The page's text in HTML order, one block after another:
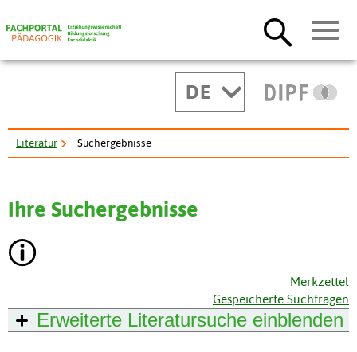
DE
Literatur Suchergebnisse
Ihre Suchergebnisse
Merkzettel
Gespeicherte Suchfragen
Erweiterte Literatursuche einblenden